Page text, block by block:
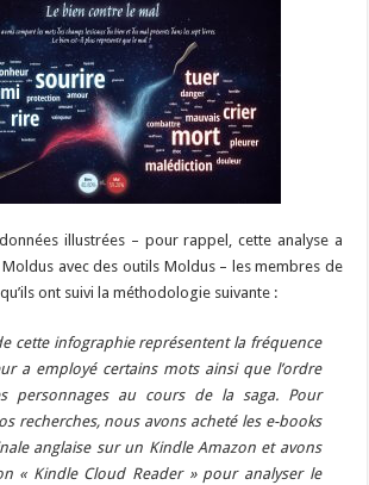
illustrées – pour rappel, cette analyse a
avec des outils Moldus – les membres de
ont suivi la méthodologie suivante :
cette infographie représentent la fréquence
a employé certains mots ainsi que l’ordre
personnages au cours de la saga. Pour
recherches, nous avons acheté les e-books
anglaise sur un Kindle Amazon et avons
« Kindle Cloud Reader » pour analyser le